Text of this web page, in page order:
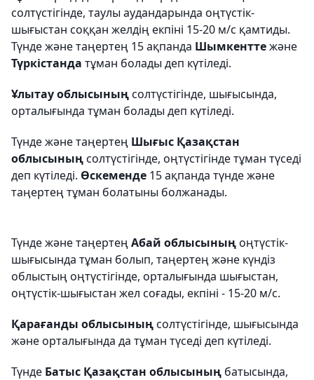
солтүстігінде, таулы аудандарында оңтүстік-
шығыстан соққан желдің екпіні 15-20 м/с қамтиды.
Түнде және таңертең 15 ақпанда Шымкенттежәне
Түркістанда тұман болады деп күтіледі.
Ұлытау облысыныңсолтүстігінде, шығысында,
орталығында тұман болады деп күтіледі.
Түнде және таңертең Шығыс Қазақстан
облысыныңсолтүстігінде, оңтүстігінде тұман түседі
деп күтіледі. Өскеменде 15 ақпанда түнде және
таңертең тұман болатыны болжанады.
Түнде және таңертең Абай облысыныңоңтүстік-
шығысында тұман болып, таңертең және күндіз
облыстың оңтүстігінде, орталығында шығыстан,
оңтүстік-шығыстан жел соғады, екпіні - 15-20 м/с.
Қарағанды облысыныңсолтүстігінде, шығысында
және орталығында да тұман түседі деп күтіледі.
Түнде Батыс Қазақстан облысының батысында,